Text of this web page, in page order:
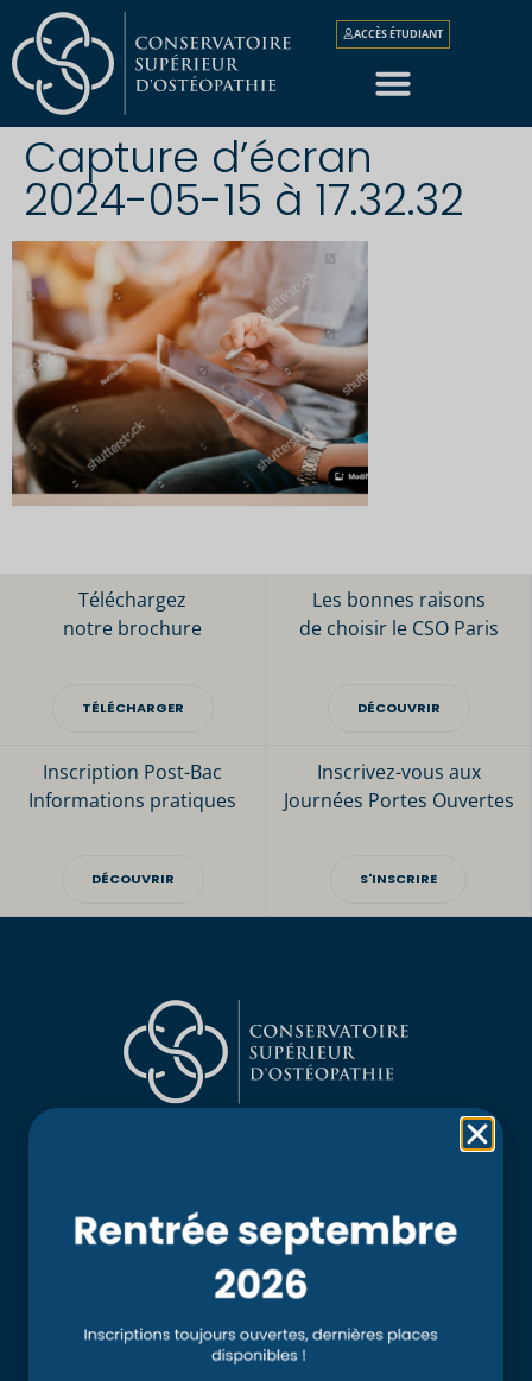
ACCÈS ÉTUDIANT
Capture d’écran
2024-05-15 à 17.32.32
Téléchargez
notre brochure
TÉLÉCHARGER
Les bonnes raisons
de choisir le CSO Paris
DÉCOUVRIR
Inscription Post-Bac
Informations pratiques
DÉCOUVRIR
Inscrivez-vous aux
Journées Portes Ouvertes
S'INSCRIRE
Rubriques
Recherche